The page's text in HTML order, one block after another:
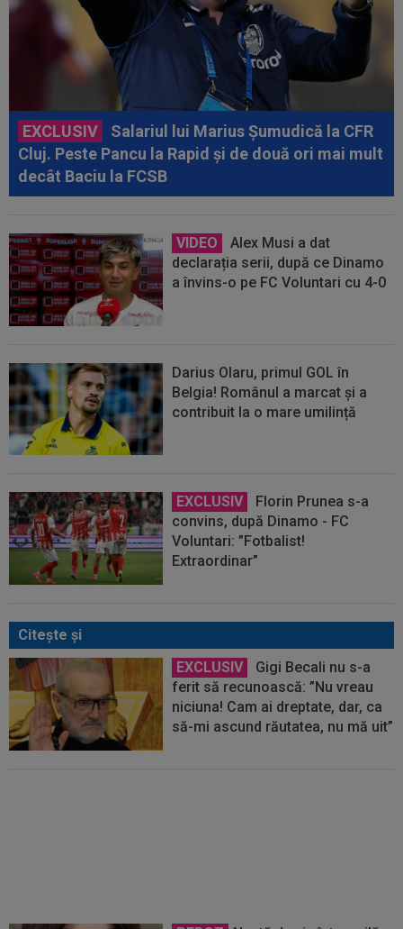
EXCLUSIV
Salariul lui Marius Șumudică la CFR
Cluj. Peste Pancu la Rapid și de două ori mai mult
decât Baciu la FCSB
VIDEO
Alex Musi a dat
declarația serii, după ce Dinamo
a învins-o pe FC Voluntari cu 4-0
Darius Olaru, primul GOL în
Belgia! Românul a marcat și a
contribuit la o mare umilință
EXCLUSIV
Florin Prunea s-a
convins, după Dinamo - FC
Voluntari: ”Fotbalist!
Extraordinar”
Citeşte şi
EXCLUSIV
Gigi Becali nu s-a
ferit să recunoască: ”Nu vreau
niciuna! Cam ai dreptate, dar, ca
să-mi ascund răutatea, nu mă uit”